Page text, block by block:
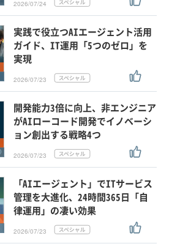
2026/07/24
実践で役立つAIエージェント活用
ガイド、IT運用「5つのゼロ」を
実現
2026/07/23
開発能力3倍に向上、非エンジニア
がAIローコード開発でイノベーシ
ョン創出する戦略4つ
2026/07/23
「AIエージェント」でITサービス
管理を大進化、24時間365日「自
律運用」の凄い効果
2026/07/23